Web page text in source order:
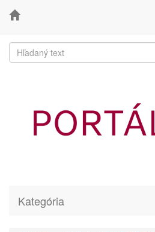
Kategória